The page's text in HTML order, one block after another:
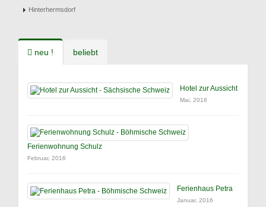
Hinterhermsdorf
neu ! beliebt
Hotel zur Aussicht
Mai, 2016
Ferienwohnung Schulz
Februar, 2016
Ferienhaus Petra
Januar, 2016